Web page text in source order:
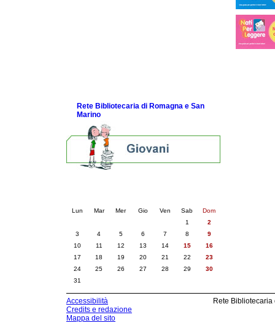
Rete Bibliotecaria di Romagna e San
Marino
Lun Mar Mer Gio Ven Sab
Dom
1
2
3
4 5 6 7 8
9
10
11 12 13 14 15
16
17
18 19 20 21 22
23
24
25 26 27 28 29
30
31
Accessibilità
Credits e redazione
Mappa del sito
Rete